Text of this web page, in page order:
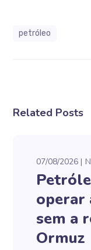
petróleo
Related Posts
07/08/2026
operar
sem a
Ormuz